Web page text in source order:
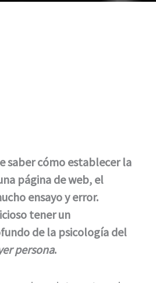
saber cómo establecer la
página de web, el
ensayo y error.
tener un
de la psicología del
persona.